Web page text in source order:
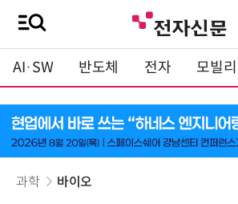
AI·SW 반도체 전자 모빌리
과학 바이오